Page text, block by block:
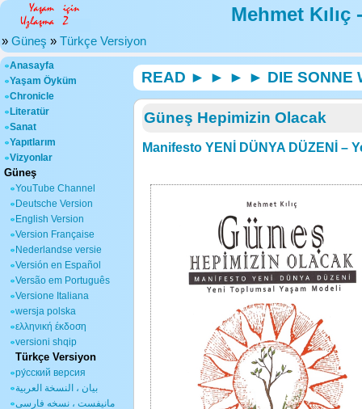
Mehmet
» Güneş » Türkçe Versiyon
Anasayfa
Yaşam Öyküm
Chronicle
Literatür
Sanat
Yapıtlarım
Vizyonlar
Güneş
YouTube Channel
Deutsche Version
English Version
Version Française
Nederlandse versie
Versión en Español
Versão em Português
Versione Italiana
wersja polska
ελληνική έκδοση
versioni shqip
Türkçe Versiyon
ру́сский версия
بيان ، النسخة العربية
مانیفست ، نسخه فارسی
READ ► ► ► ► DIE SONNE
Güneş Hepimizin Olacak
Manifesto YENİ DÜNYA DÜZENİ –